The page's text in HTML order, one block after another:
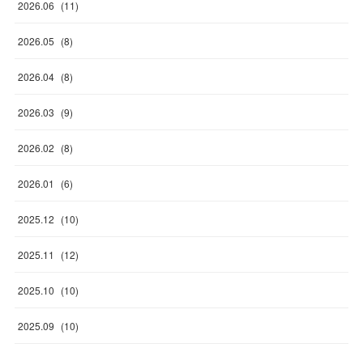
2026.06 (11)
2026.05 (8)
2026.04 (8)
2026.03 (9)
2026.02 (8)
2026.01 (6)
2025.12 (10)
2025.11 (12)
2025.10 (10)
2025.09 (10)